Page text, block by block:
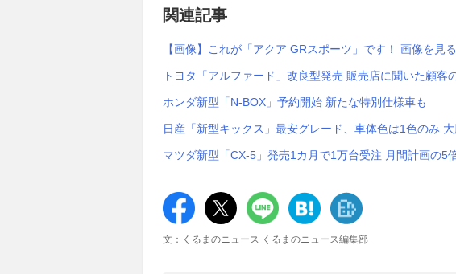
関連記事
【画像】これが「アクア GRスポーツ」です！ 画像を見る
トヨタ「アルファード」改良型発売 販売店に聞いた顧客
ホンダ新型「N-BOX」予約開始 新たな特別仕様車も
日産「新型キックス」最安グレード、車体色は1色のみ
マツダ新型「CX-5」発売1カ月で1万台受注 月間計画の5
文：くるまのニュース くるまのニュース編集部